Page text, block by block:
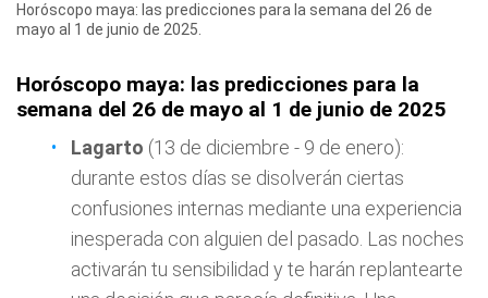
Horóscopo maya: las predicciones para la semana del 26 de
mayo al 1 de junio de 2025.
Horóscopo maya: las predicciones para la
semana del 26 de mayo al 1 de junio de 2025
Lagarto (13 de diciembre - 9 de enero):
durante estos días se disolverán ciertas
confusiones internas mediante una experiencia
inesperada con alguien del pasado. Las noches
activarán tu sensibilidad y te harán replantearte